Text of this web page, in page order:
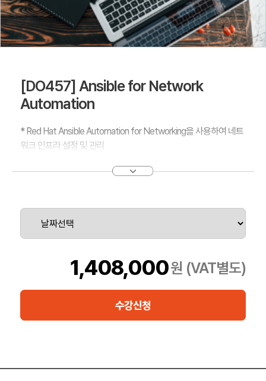
[DO457] Ansible for Network
Automation
* Red Hat Ansible Automation for Networking을 사용하여 네트
워크 인프라 설정 및 관리
Ansible for Network Automation(DO457)은 네트워크 자동화를
지니어를 대상으로 합니다.
Ansible Engine 3.2를 기반으로 합니다.
Red Hat Ansible Automation for Networking을 사용하여 네트워
크 기기 설정을 원격으로 자동화하고, 현재 네트워크 상태를 테스트
및 검증하고, 설정 변동을 감지 및 수정하기 위해 규정 준수 검사를
1,408,000원 (VAT별도)
수강신청